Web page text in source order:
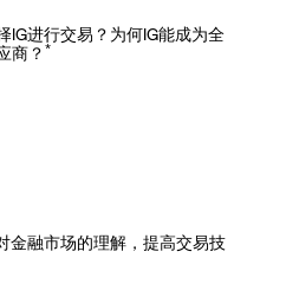
IG进行交易？为何IG能成为全
商？ *
金融市场的理解，提高交易技